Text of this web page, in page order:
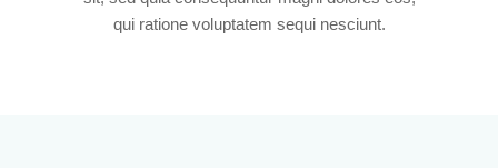
qui ratione voluptatem sequi nesciunt.